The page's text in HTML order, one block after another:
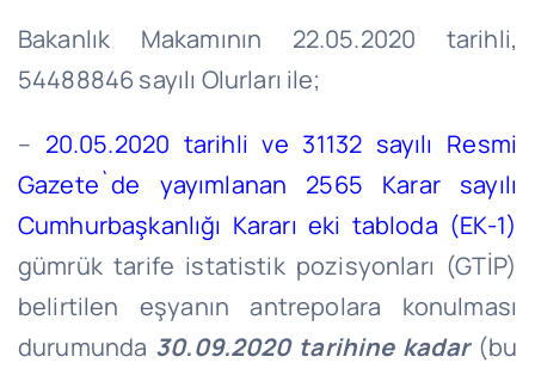
Bakanlık Makamının 22.05.2020 tarihli,
54488846 sayılı Olurları ile;
– 20.05.2020 tarihli ve 31132 sayılı Resmi
Gazete`de yayımlanan 2565 Karar sayılı
Cumhurbaşkanlığı Kararı eki tabloda (EK-1)
gümrük tarife istatistik pozisyonları (GTİP)
belirtilen eşyanın antrepolara konulması
durumunda 30.09.2020 tarihine kadar (bu